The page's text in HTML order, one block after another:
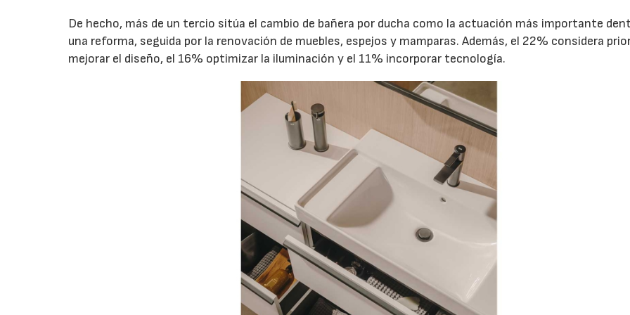
De hecho, más de un tercio sitúa el cambio de bañera por ducha como la actuación más importante
una reforma, seguida por la renovación de muebles, espejos y mamparas. Además, el 22% considera
mejorar el diseño, el 16% optimizar la iluminación y el 11% incorporar tecnología.